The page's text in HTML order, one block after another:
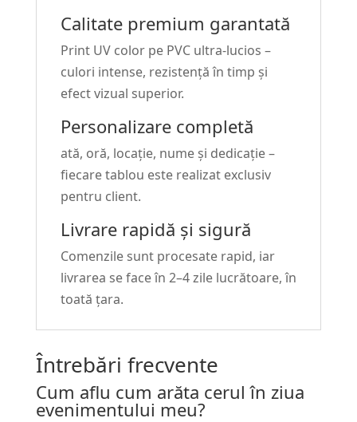
Calitate premium garantată
Print UV color pe PVC ultra-lucios –
culori intense, rezistență în timp și
efect vizual superior.
Personalizare completă
ată, oră, locație, nume și dedicație –
fiecare tablou este realizat exclusiv
pentru client.
Livrare rapidă și sigură
Comenzile sunt procesate rapid, iar
livrarea se face în 2–4 zile lucrătoare, în
toată țara.
Întrebări frecvente
Cum aflu cum arăta cerul în ziua
evenimentului meu?